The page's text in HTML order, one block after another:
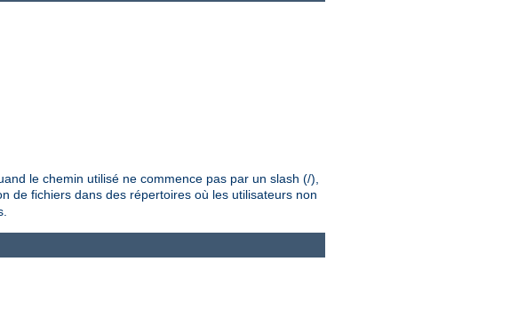
le chemin utilisé ne commence pas par un slash (/),
de fichiers dans des répertoires où les utilisateurs non